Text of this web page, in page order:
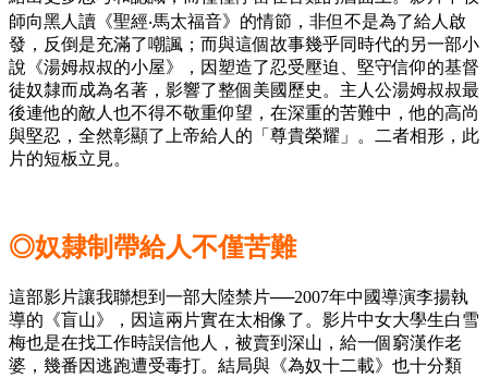
師向黑人讀《聖經‧馬太福音》的情節，非但不是為了給人啟
發，反倒是充滿了嘲諷；而與這個故事幾乎同時代的另一部小
說《湯姆叔叔的小屋》，因塑造了忍受壓迫、堅守信仰的基督
徒奴隸而成為名著，影響了整個美國歷史。主人公湯姆叔叔最
後連他的敵人也不得不敬重仰望，在深重的苦難中，他的高尚
與堅忍，全然彰顯了上帝給人的「尊貴榮耀」。二者相形，此
片的短板立見。
◎奴隸制帶給人不僅苦難
這部影片讓我聯想到一部大陸禁片──2007年中國導演李揚執
導的《盲山》，因這兩片實在太相像了。影片中女大學生白雪
梅也是在找工作時誤信他人，被賣到深山，給一個窮漢作老
婆，幾番因逃跑遭受毒打。結局與《為奴十二載》也十分類